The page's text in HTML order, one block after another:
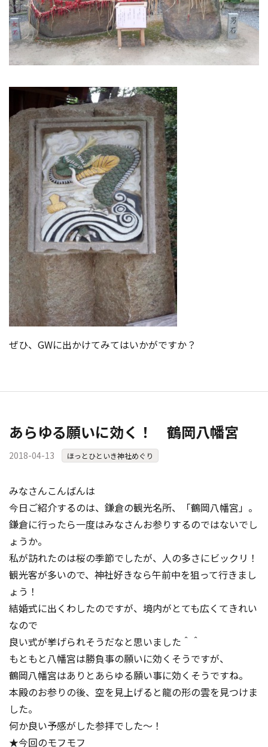
ぜひ、GWに出かけてみてはいかがですか？
あらゆる願いに効く！ 鶴岡八幡宮
2018-04-13 ほっとひといき神社めぐり
みなさんこんばんは
今日ご紹介するのは、鎌倉の観光名所、「鶴岡八幡宮」。
鎌倉に行ったら一度はみなさんお参りするのではないでし
ょうか。
私が訪れたのは桜の季節でしたが、人の多さにビックリ！
観光客が多いので、神社好きなら午前中を狙って行きまし
ょう！
結婚式に出くわしたのですが、境内がとても広くてきれい
なので
良い式が挙げられそうだなと思いました＾＾
もともと八幡宮は勝負事の願いに効くそうですが、
鶴岡八幡宮はありとあらゆる願い事に効くそうですね。
本殿のお参りの後、空を見上げると龍の形の雲を見つけま
した。
何か良い予感がした参拝でした～！
★今回のモフモフ